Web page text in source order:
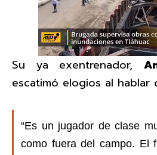
Su ya exentrenador,
escatimó elogios al hablar
“Es un jugador de clase
como fuera del campo. El